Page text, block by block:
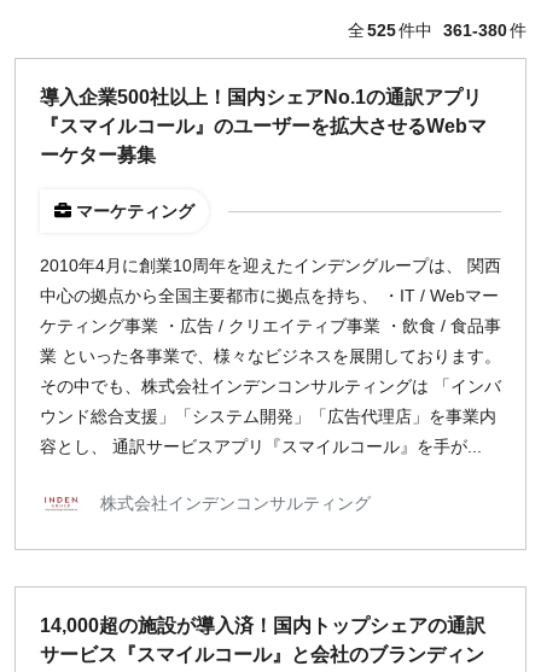
出社希望
出社のみ
特徴
副業OK
新規事業
スタートアップ
土日週末OK
稼働時間
週5日
週2日
週1日
全525件中 361-380件
導入企業500社以上！国内シェアNo.1の通訳アプリ
『スマイルコール』のユーザーを拡大させるWebマ
ーケター募集
マーケティング
2010年4月に創業10周年を迎えたインデングループは、 関西
中心の拠点から全国主要都市に拠点を持ち、 ・IT / Webマー
ケティング事業 ・広告 / クリエイティブ事業 ・飲食 / 食品事
業 といった各事業で、様々なビジネスを展開しております。
その中でも、株式会社インデンコンサルティングは 「インバ
ウンド総合支援」「システム開発」「広告代理店」を事業内
容とし、 通訳サービスアプリ『スマイルコール』を手が...
株式会社インデンコンサルティング
14,000超の施設が導入済！国内トップシェアの通訳
サービス『スマイルコール』と会社のブランディン